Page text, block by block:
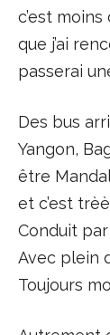
c’est
que j’ai
passerai
Des bus
Yangon,
être
et c’est
Conduit
Avec plein
Toujours